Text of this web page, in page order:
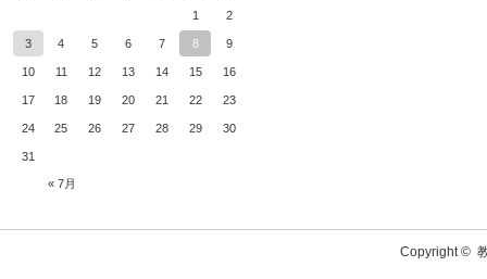
« 7月
1 2
3 4 5 6 7 8 9
10 11 12 13 14 15 16
17 18 19 20 21 22 23
24 25 26 27 28 29 30
31
Copyright ©